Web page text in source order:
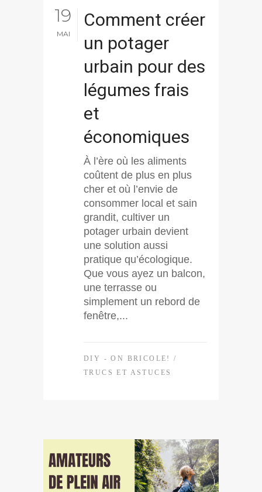
19
MAI
Comment créer
un potager
urbain pour des
légumes frais
et
économiques
À l’ère où les aliments
coûtent de plus en plus
cher et où l’envie de
consommer local et sain
grandit, cultiver un
potager urbain devient
une solution aussi
pratique qu’écologique.
Que vous ayez un balcon,
une terrasse ou
simplement un rebord de
fenêtre,...
DIY - ON BRICOLE!
/
TRUCS ET ASTUCES